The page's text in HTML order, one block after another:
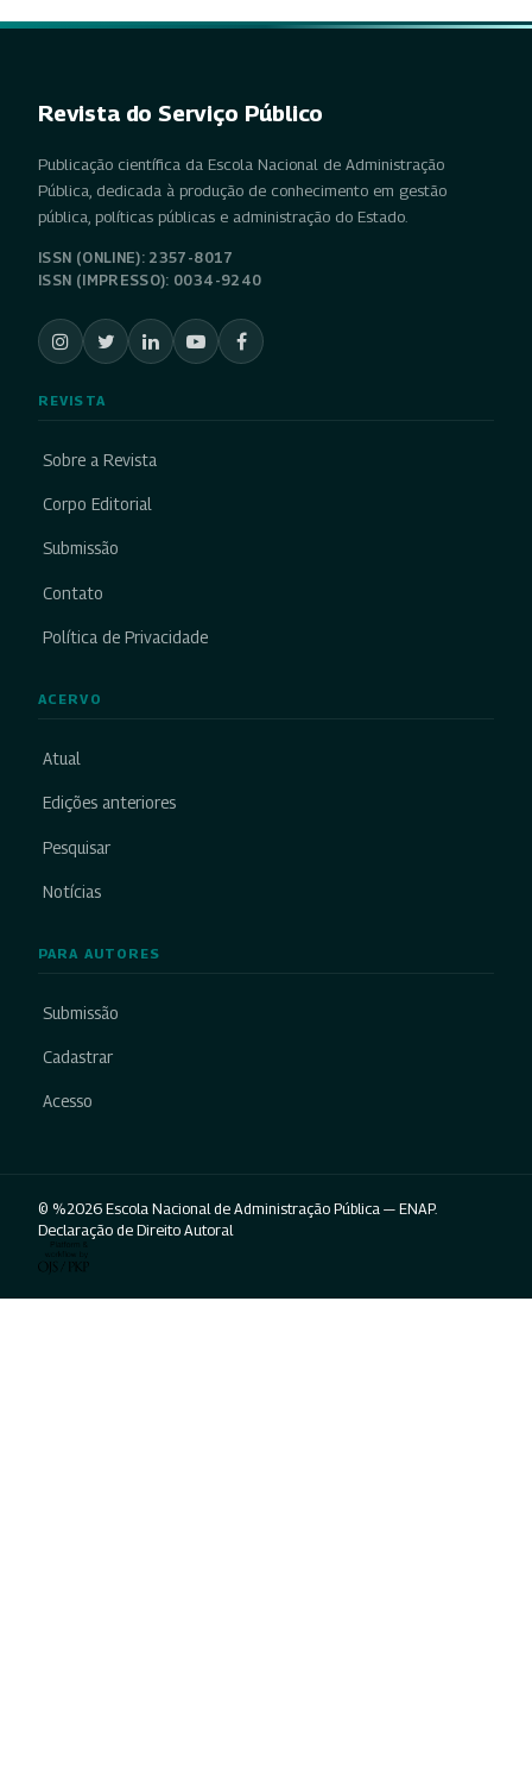
Revista do Serviço Público
Publicação científica da Escola Nacional de Administração
Pública, dedicada à produção de conhecimento em gestão
pública, políticas públicas e administração do Estado.
ISSN (ONLINE): 2357-8017
ISSN (IMPRESSO): 0034-9240
REVISTA
Sobre a Revista
Corpo Editorial
Submissão
Contato
Política de Privacidade
ACERVO
Atual
Edições anteriores
Pesquisar
Notícias
PARA AUTORES
Submissão
Cadastrar
Acesso
© %2026 Escola Nacional de Administração Pública — ENAP.
Declaração de Direito Autoral